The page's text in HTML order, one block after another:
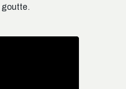
goutte.